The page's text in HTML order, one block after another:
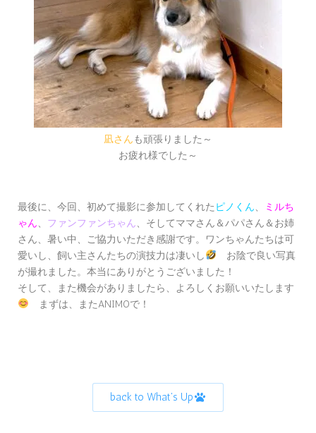
凪さん も頑張りました～
お疲れ様でした～
最後に、今回、初めて撮影に参加してくれた ピノくん、
ミルち
ゃん、 ファンファンちゃん、そしてママさん＆パパさん＆お姉
さん、暑い中、ご協力いただき感謝です。ワンちゃんたちは可
愛いし、飼い主さんたちの演技力は凄いし
お陰で良い写真
が撮れました。本当にありがとうございました！
そして、また機会がありましたら、よろしくお願いいたします
まずは、またANIMOで！
back to What's Up